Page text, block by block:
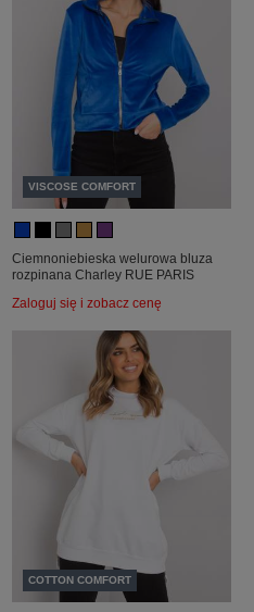
VISCOSE COMFORT
Ciemnoniebieska welurowa bluza
rozpinana Charley RUE PARIS
Zaloguj się i zobacz cenę
COTTON COMFORT